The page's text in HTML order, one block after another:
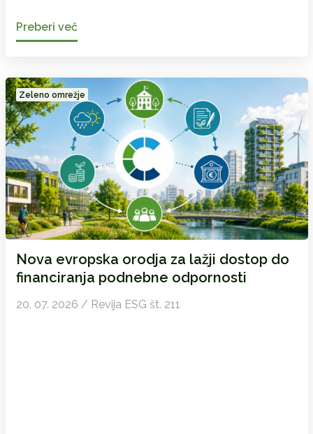
Preberi več
Zeleno omrežje
Nova evropska orodja za lažji dostop do
financiranja podnebne odpornosti
20. 07. 2026 / Revija ESG št. 211